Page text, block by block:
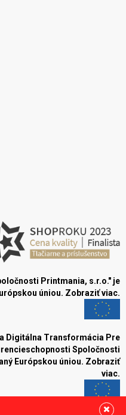
Printmania, s.r.o." je
úniou. Zobraziť viac.
Digitálna Transformácia Pre
Spoločnosti
Európskou úniou. Zobraziť
viac.